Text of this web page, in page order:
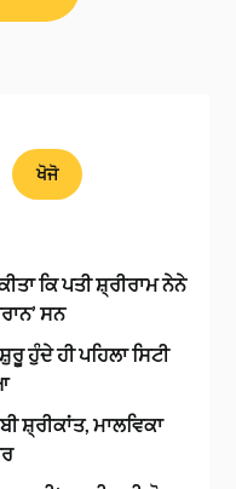
ਖੋਜੋ
ਕਿ ਪਤੀ ਸ਼੍ਰੀਰਾਮ ਨੇਨੇ
ਸਨ
ਹੁੰਦੇ ਹੀ ਪਹਿਲਾ ਸਿਟੀ
ਸ਼੍ਰੀਕਾਂਤ, ਮਾਲਵਿਕਾ